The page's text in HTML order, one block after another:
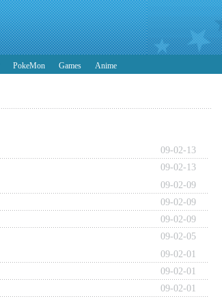
PokeMon Games Anime
09-02-13
09-02-13
09-02-09
09-02-09
09-02-09
09-02-05
09-02-01
09-02-01
09-02-01